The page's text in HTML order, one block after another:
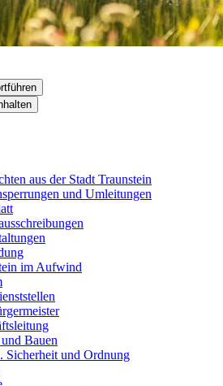
aus der Stadt Traunstein
und Umleitungen
im Aufwind
Bauen
Sicherheit und Ordnung